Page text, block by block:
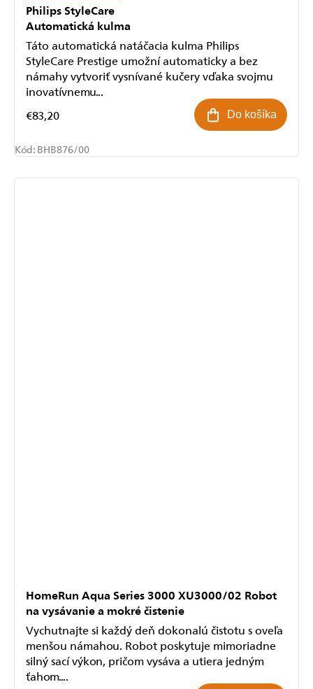
Philips StyleCare
Automatická kulma
€83,20 Do košíka
Táto automatická natáčacia kulma Philips
StyleCare Prestige umožní automaticky a bez
námahy vytvoriť vysnívané kučery vďaka svojmu
inovatívnemu...
Kód: BHB876/00
HomeRun Aqua Series 3000 XU3000/02 Robot
na vysávanie a mokré čistenie
Vychutnajte si každý deň dokonalú čistotu s oveľa
menšou námahou. Robot poskytuje mimoriadne
silný sací výkon, pričom vysáva a utiera jedným
ťahom....